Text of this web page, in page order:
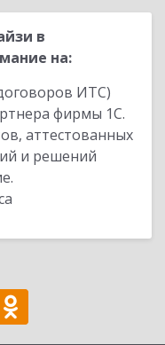
в
на:
ИТС)
фирмы 1С.
аттестованных
и решений